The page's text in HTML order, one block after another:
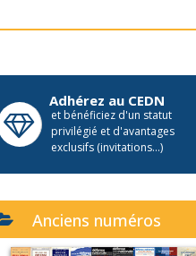
Adhérez au CEDN
et bénéficiez d'un statut
privilégié et d'avantages
exclusifs (invitations...)
Anciens numéros